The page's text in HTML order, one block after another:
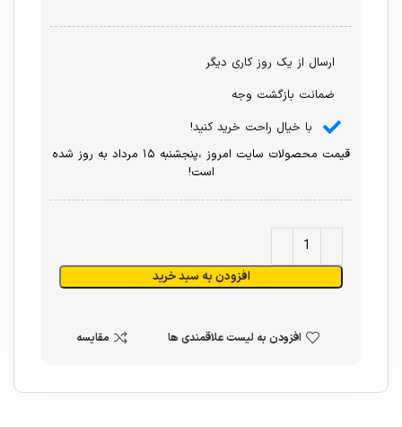
ارسال از یک روز کاری دیگر
ضمانت بازگشت وجه
با خیال راحت خرید کنید!
قیمت محصولات سایت امروز ،پنجشنبه ۱۵ مرداد به روز شده
است!
افزودن به سبد خرید
افزودن به لیست علاقمندی ها مقایسه